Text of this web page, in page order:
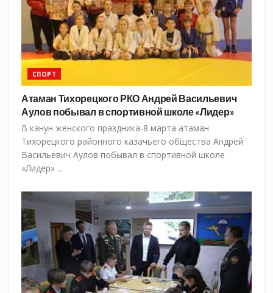
СПОРТ
Атаман Тихорецкого РКО Андрей Васильевич
Аулов побывал в спортивной школе «Лидер»
В канун женского праздника-8 марта атаман
Тихорецкого районного казачьего общества Андрей
Васильевич Аулов побывал в спортивной школе
«Лидер» ...